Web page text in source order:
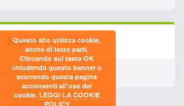
Seguimi su Twitter
Questo sito utilizza cookie,
anche di terze parti.
Cliccando sul tasto OK
chiudendo questo banner o
scorrendo questa pagina
acconsenti all’uso dei
cookie. LEGGI LA COOKIE
POLICY